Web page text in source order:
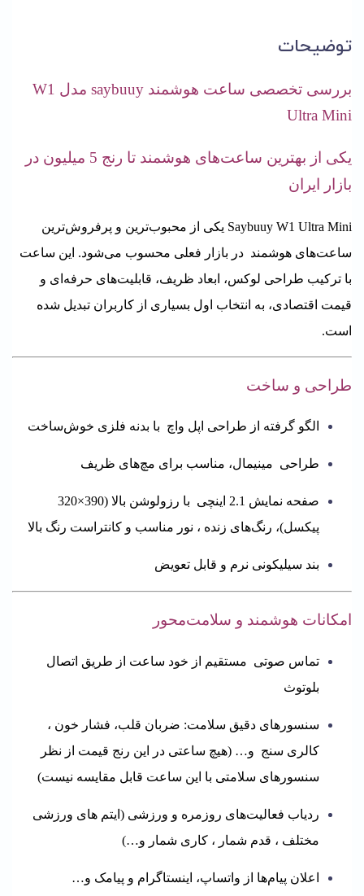
توضیحات
بررسی تخصصی ساعت هوشمند saybuuy
مدل W1
Ultra Mini
یکی از بهترین ساعت‌های هوشمند تا رنج 5 میلیون در
بازار ایران
Saybuuy W1 Ultra Mini یکی از محبوب‌ترین و پرفروش‌ترین
ساعت‌های هوشمند در بازار فعلی محسوب می‌شود. این ساعت
با ترکیب طراحی لوکس، ابعاد ظریف، قابلیت‌های حرفه‌ای و
قیمت اقتصادی، به انتخاب اول بسیاری از کاربران تبدیل شده
است.
طراحی و ساخت
الگو گرفته از طراحی اپل واچ با بدنه فلزی خوش‌ساخت
طراحی مینیمال، مناسب برای مچ‌های ظریف
صفحه نمایش 2.1 اینچی با رزولوشن بالا (390×320
پیکسل)، رنگ‌های زنده ، نور مناسب و کانتراست رنگ بالا
بند سیلیکونی نرم و قابل تعویض
امکانات هوشمند و سلامت‌محور
تماس صوتی مستقیم از خود ساعت از طریق اتصال
بلوتوث
سنسورهای دقیق سلامت: ضربان قلب، فشار خون ،
کالری سنج و… (هیچ ساعتی در این رنج قیمت از نظر
سنسورهای سلامتی با این ساعت قابل مقایسه نیست)
ردیاب فعالیت‌های روزمره و ورزشی (ایتم های ورزشی
مختلف ، قدم شمار ، کاری شمار و…)
اعلان پیام‌ها از واتساپ، اینستاگرام و پیامک و…